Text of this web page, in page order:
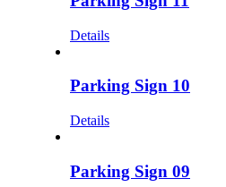
Details
Parking Sign 10
Details
Parking Sign 09